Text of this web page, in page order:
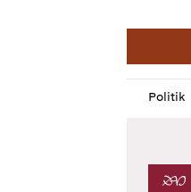
Politik
Profil
öffnen
Daz
Pur